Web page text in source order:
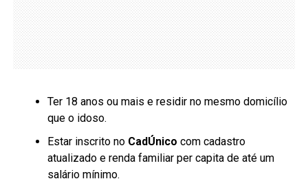
Ter 18 anos ou mais e residir no mesmo domicílio
que o idoso.
Estar inscrito no CadÚnico com cadastro
atualizado e renda familiar per capita de até um
salário mínimo.